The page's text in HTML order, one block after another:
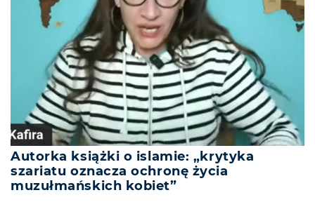
Autorka książki o islamie: „krytyka
szariatu oznacza ochronę życia
muzułmańskich kobiet”